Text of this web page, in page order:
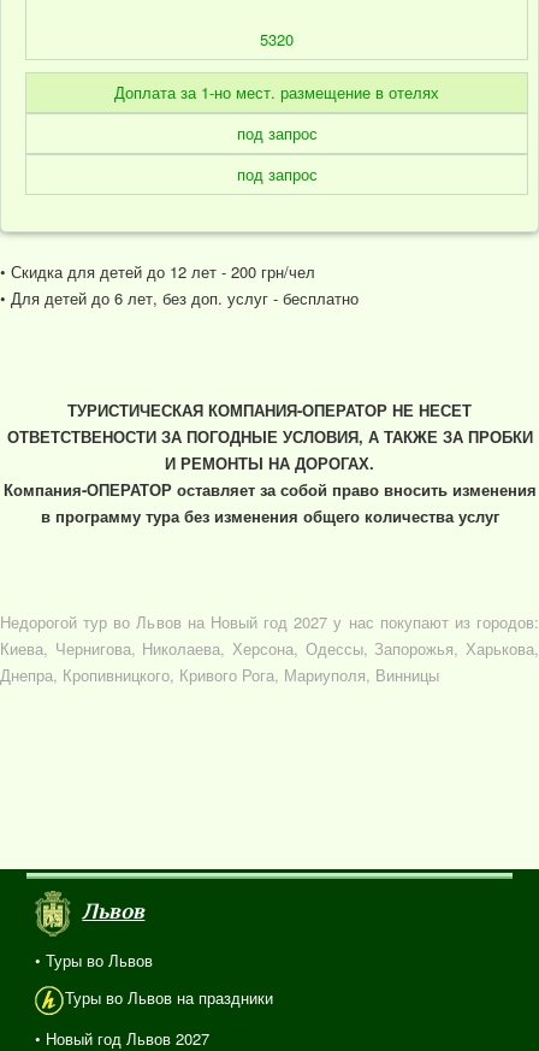
5320
Доплата за 1-но мест. размещение в отелях
под запрос
под запрос
• Скидка для детей до 12 лет - 200 грн/чел
• Для детей до 6 лет, без доп. услуг - бесплатно
ТУРИСТИЧЕСКАЯ КОМПАНИЯ-ОПЕРАТОР НЕ НЕСЕТ
ОТВЕТСТВЕНОСТИ ЗА ПОГОДНЫЕ УСЛОВИЯ, А ТАКЖЕ ЗА ПРОБКИ
И РЕМОНТЫ НА ДОРОГАХ.
Компания-ОПЕРАТОР оставляет за собой право вносить изменения
в программу тура без изменения общего количества услуг
Недорогой тур во Львов на Новый год 2027 у нас покупают из городов:
Киева, Чернигова, Николаева, Херсона, Одессы, Запорожья, Харькова,
Днепра, Кропивницкого, Кривого Рога, Мариуполя, Винницы
Львов
• Туры во Львов
Туры во Львов на праздники
• Новый год Львов 2027